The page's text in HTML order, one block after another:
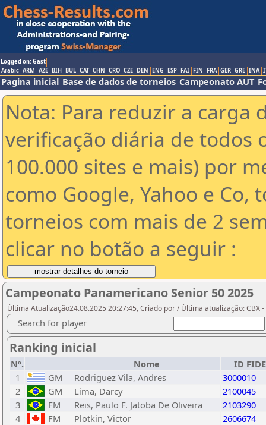
Logged on: Gast
Arabic ARM AZE BIH BUL CAT CHN CRO CZE DEN ENG ESP FAI FIN FRA GER GRE INA
Pagina inicial Base de dados de torneios Campeonato AUT
Nota: Para reduzir a carga
verificação diária de todos
100.000 sites e mais) por
como Google, Yahoo e Co,
torneios com mais de 2
clicar no botão a seguir :
Campeonato Panamericano Senior 50 2025
Última Atualização24.08.2025 20:27:45, Criado por / Última atualização: CBX
Search for player
Ranking inicial
Nº. Nome
ID FIDE
1
GM Rodriguez Vila, Andres
3000010
2
GM Lima, Darcy
2100045
3
FM Reis, Paulo F. Jatoba De Oliveira
2103290
4
FM Plotkin, Victor
2606674